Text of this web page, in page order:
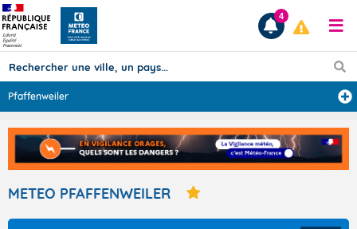
Prévisions
TOUS LES RÉSULTATS
Articles
4
Pfaffenweiler
METEO PFAFFENWEILER